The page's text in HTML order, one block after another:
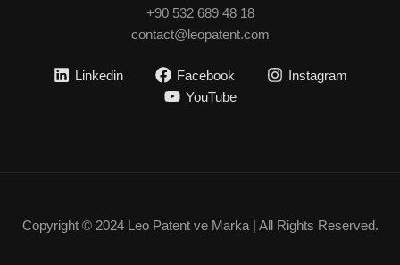
+90 532 689 48 18
contact@leopatent.com
Linkedin Facebook
Instagram
YouTube
Copyright © 2024 Leo Patent ve Marka | All Rights Reserved.